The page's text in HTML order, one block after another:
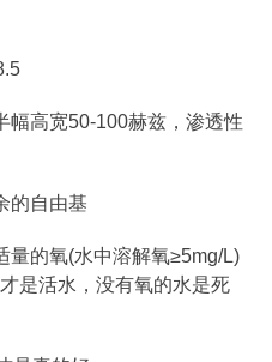
高宽50-100赫兹，渗透性
的自由基
的氧(水中溶解氧≥5mg/L)
是活水，没有氧的水是死